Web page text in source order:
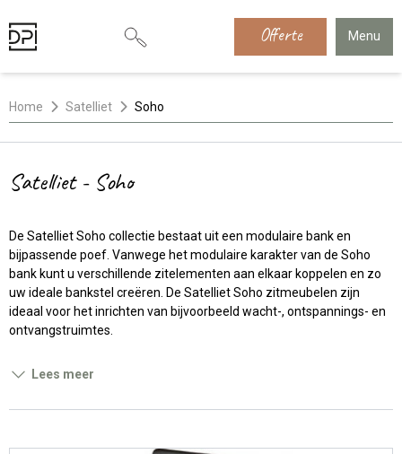
Offerte Menu
Home Satelliet Soho
Satelliet - Soho
De Satelliet Soho collectie bestaat uit een modulaire bank en
bijpassende poef. Vanwege het modulaire karakter van de Soho
bank kunt u verschillende zitelementen aan elkaar koppelen en zo
uw ideale bankstel creëren. De Satelliet Soho zitmeubelen zijn
ideaal voor het inrichten van bijvoorbeeld wacht-, ontspannings- en
ontvangstruimtes.
Lees meer